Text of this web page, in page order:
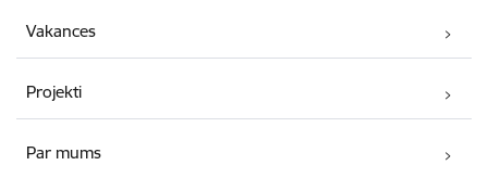
Vakances
Projekti
Par mums